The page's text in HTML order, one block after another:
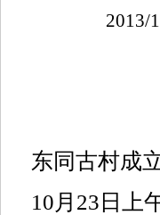
2013/
东同古村成
10月23日上